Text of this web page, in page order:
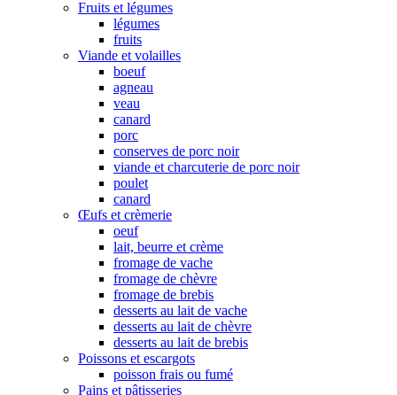
Fruits et légumes
légumes
fruits
Viande et volailles
boeuf
agneau
veau
canard
porc
conserves de porc noir
viande et charcuterie de porc noir
poulet
canard
Œufs et crèmerie
oeuf
lait, beurre et crème
fromage de vache
fromage de chèvre
fromage de brebis
desserts au lait de vache
desserts au lait de chèvre
desserts au lait de brebis
Poissons et escargots
poisson frais ou fumé
Pains et pâtisseries